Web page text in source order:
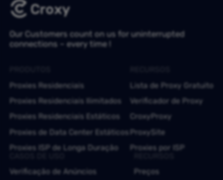
Our Customers count on us for uninterrupted
connections – every time !
Proxies Residenciais
Proxies Residenciais Ilimitados
Proxies Residenciais Estáticos
Proxies de Data Center Estáticos
Proxies ISP de Longa Duração
Lista de Proxy Gratuito
Verificador de Proxy
CroxyProxy
ProxySite
Proxies por ISP
Verificação de Anúncios
Preços